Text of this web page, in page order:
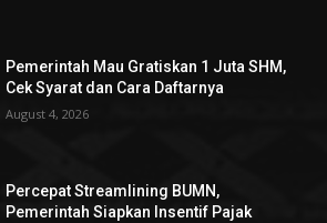
Pemerintah Mau Gratiskan 1 Juta SHM,
Cek Syarat dan Cara Daftarnya
August 4, 2026
Percepat Streamlining BUMN,
Pemerintah Siapkan Insentif Pajak